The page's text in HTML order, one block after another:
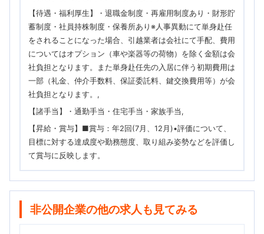
【待遇・福利厚生】・退職金制度・再雇用制度あり・財形貯
蓄制度・社員持株制度・保養所あり※人事異動にて単身赴任
をされることになった場合、引越業者は会社にて手配、費用
についてはオプション（車や楽器等の荷物）を除く金額は会
社負担となります。また単身赴任先の入居に伴う初期費用は
一部（礼金、仲介手数料、保証委託料、鍵交換費用等）が会
社負担となります。
【諸手当】・通勤手当・住宅手当・家族手当
【昇給・賞与】■賞与：年2回(7月、12月)•評価について、
目標に対する達成度や勤務態度、取り組み姿勢などを評価し
て賞与に反映します。
非公開企業の他の求人も見てみる